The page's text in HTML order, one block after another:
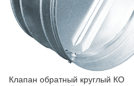
Клапан обратный круглый КО